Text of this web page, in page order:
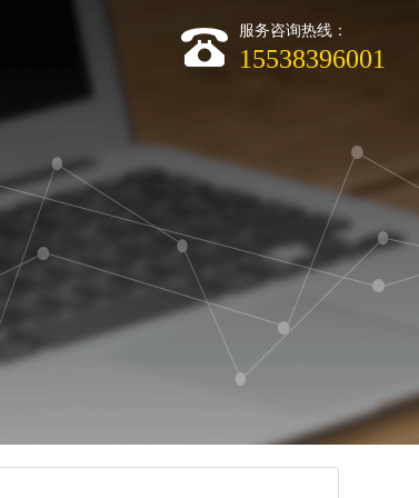
服务咨询热线：
15538396001